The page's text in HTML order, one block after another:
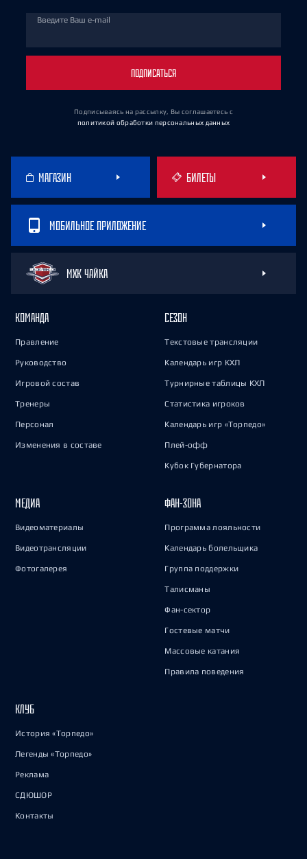
Введите Ваш e-mail
ПОДПИСАТЬСЯ
Подписываясь на рассылку, Вы соглашаетесь с
политикой обработки персональных данных
МАГАЗИН БИЛЕТЫ
МОБИЛЬНОЕ ПРИЛОЖЕНИЕ
МХК ЧАЙКА
КОМАНДА
Правление
Руководство
Игровой состав
Тренеры
Персонал
Изменения в составе
СЕЗОН
Текстовые трансляции
Календарь игр КХЛ
Турнирные таблицы КХЛ
Статистика игроков
Календарь игр «Торпедо»
Плей-офф
Кубок Губернатора
МЕДИА
Видеоматериалы
Видеотрансляции
Фотогалерея
ФАН-ЗОНА
Программа лояльности
Календарь болельщика
Группа поддержки
Талисманы
Фан-сектор
Гостевые матчи
Массовые катания
Правила поведения
КЛУБ
История «Торпедо»
Легенды «Торпедо»
Реклама
СДЮШОР
Контакты